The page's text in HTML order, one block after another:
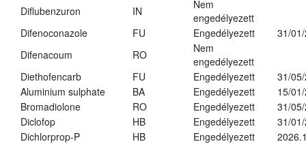
Diflubenzuron
IN
Nem
engedélyezett
Difenoconazole
FU Engedélyezett
31/
Difenacoum
RO
Nem
engedélyezett
Diethofencarb
FU Engedélyezett
31/
Aluminium sulphate
BA Engedélyezett
15/
Bromadiolone
RO Engedélyezett
31/
Diclofop
HB Engedélyezett
31/
Dichlorprop-P
HB Engedélyezett